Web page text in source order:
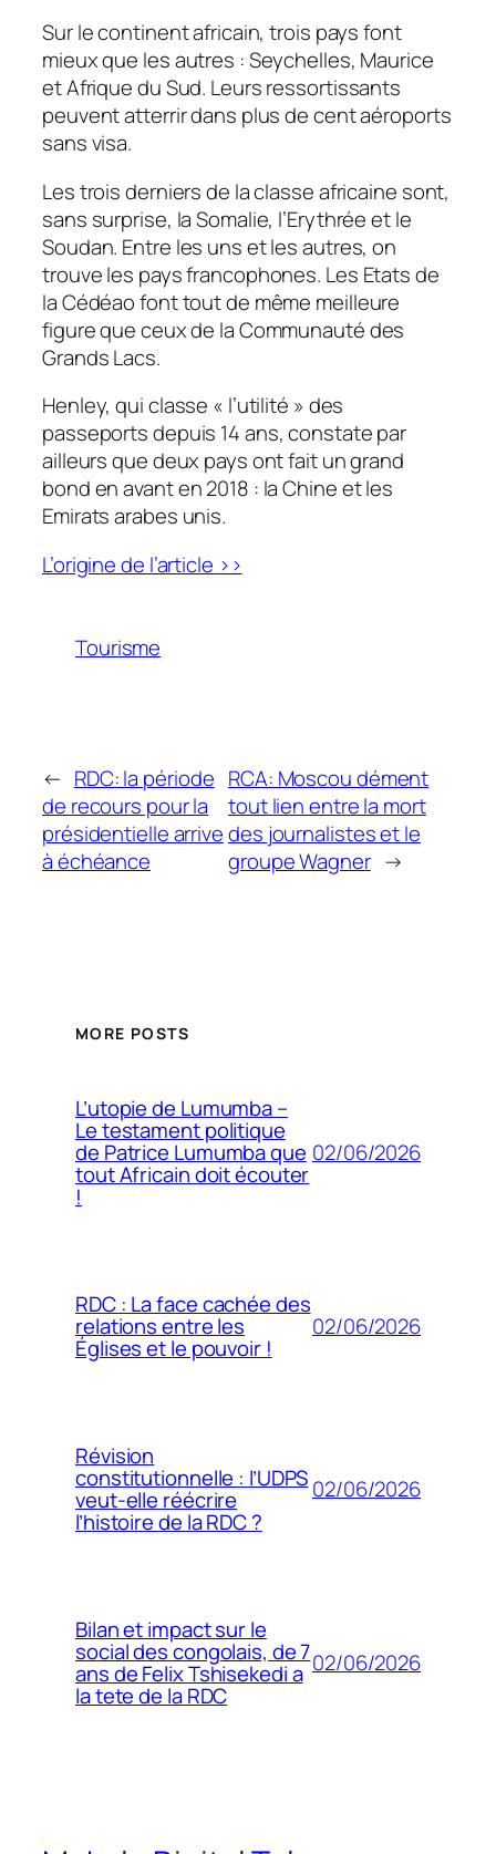
Sur le continent africain, trois pays font
mieux que les autres : Seychelles, Maurice
et Afrique du Sud. Leurs ressortissants
peuvent atterrir dans plus de cent aéroports
sans visa.
Les trois derniers de la classe africaine sont,
sans surprise, la Somalie, l’Erythrée et le
Soudan. Entre les uns et les autres, on
trouve les pays francophones. Les Etats de
la Cédéao font tout de même meilleure
figure que ceux de la Communauté des
Grands Lacs.
Henley, qui classe « l’utilité » des
passeports depuis 14 ans, constate par
ailleurs que deux pays ont fait un grand
bond en avant en 2018 : la Chine et les
Emirats arabes unis.
L’origine de l’article >>
Tourisme
← RDC: la période
de recours pour la
présidentielle arrive
à échéance
RCA: Moscou dément
tout lien entre la mort
des journalistes et le
groupe Wagner →
MORE POSTS
L’utopie de Lumumba –
Le testament politique
de Patrice Lumumba que
tout Africain doit écouter
!
02/06/2026
RDC : La face cachée des
relations entre les
Églises et le pouvoir !
02/06/2026
Révision
constitutionnelle : l’UDPS
veut-elle réécrire
l’histoire de la RDC ?
02/06/2026
Bilan et impact sur le
social des congolais, de 7
ans de Felix Tshisekedi a
la tete de la RDC
02/06/2026